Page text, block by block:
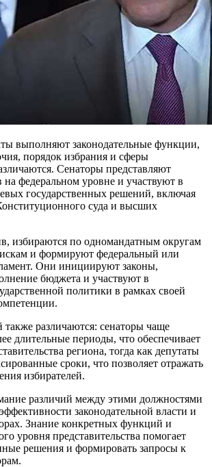
выполняют законодательные функции,
порядок избрания и сферы
Сенаторы представляют
на федеральном уровне и участвуют в
государственных решений, включая
суда и высших
избираются по одномандатным округам
и формируют федеральный или
Они инициируют законы,
бюджета и участвуют в
политики в рамках своей
различаются: сенаторы чаще
длительные периоды, что обеспечивает
региона, тогда как депутаты
сроки, что позволяет отражать
избирателей.
различий между этими должностями
законодательной власти и
Знание конкретных функций и
уровня представительства помогает
решения и формировать запросы к